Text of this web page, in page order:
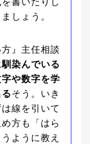
しょう。
』主任相談
染んでいる
や数字を学
そう。いき
線を引いて
方も「はら
ように教え